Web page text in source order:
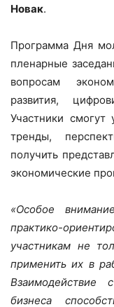
Новак.
Программа Дня
пленарные
вопросам
развития,
Участники смогут
тренды,
получить
экономические
«Особое
практико-
участникам не
применить их в
Взаимодействие
бизнеса